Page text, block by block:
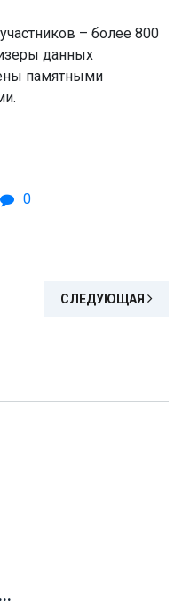
– более 800
данных
памятными
0
СЛЕДУЮЩАЯ